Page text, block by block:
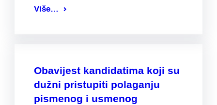
Više…
Obavijest kandidatima koji su
dužni pristupiti polaganju
pismenog i usmenog